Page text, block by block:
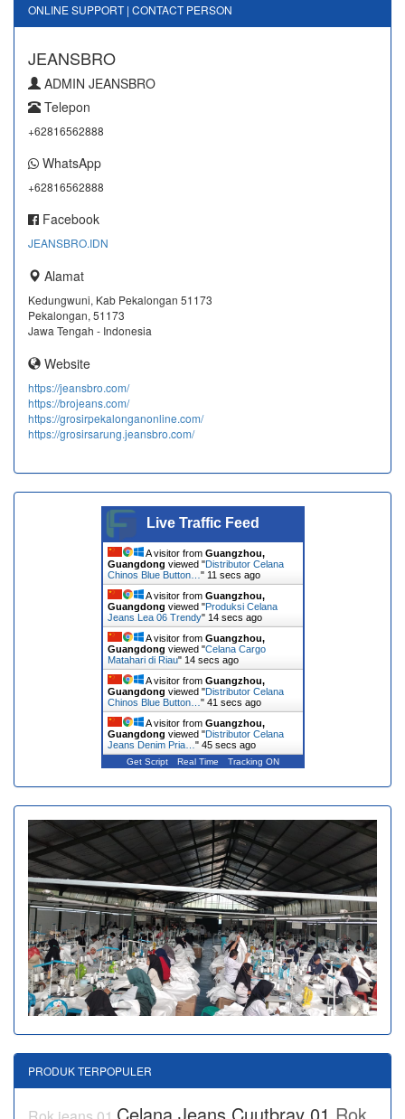
ONLINE SUPPORT | CONTACT PERSON
JEANSBRO
ADMIN JEANSBRO
Telepon
+62816562888
WhatsApp
+62816562888
Facebook
JEANSBRO.IDN
Alamat
Kedungwuni, Kab Pekalongan 51173
Pekalongan, 51173
Jawa Tengah - Indonesia
Website
https://jeansbro.com/
https://brojeans.com/
https://grosirpekalonganonline.com/
https://grosirsarung.jeansbro.com/
Live Traffic Feed
A visitor from Guangzhou,
Guangdong viewed "Distributor Celana
Chinos Blue Button… " 11 secs ago
A visitor from Guangzhou,
Guangdong viewed "Produksi Celana
Jeans Lea 06 Trendy" 14 secs ago
A visitor from Guangzhou,
Guangdong viewed "Celana Cargo
Matahari di Riau" 14 secs ago
A visitor from Guangzhou,
Guangdong viewed "Distributor Celana
Chinos Blue Button… " 41 secs ago
A visitor from Guangzhou,
Guangdong viewed "Distributor Celana
Jeans Denim Pria… " 45 secs ago
Get Script Real Time Tracking ON
PRODUK TERPOPULER